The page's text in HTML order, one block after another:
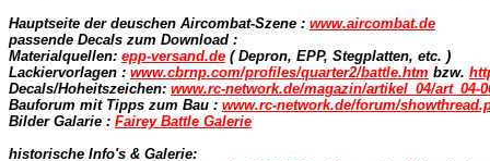
Hauptseite der deuschen Aircombat-Szene : www.aircombat.de
passende Decals zum Download :
Materialquellen: epp-versand.de ( Depron, EPP, Stegplatten, etc. )
Lackiervorlagen : www.cbrnp.com/profiles/quarter2/battle.htm bzw.
Decals/Hoheitszeichen: www.rc-network.de/magazin/artikel_04/art_04-
Bauforum mit Tipps zum Bau : www.rc-network.de/forum/
Bilder Galarie : Fairey Battle Galerie